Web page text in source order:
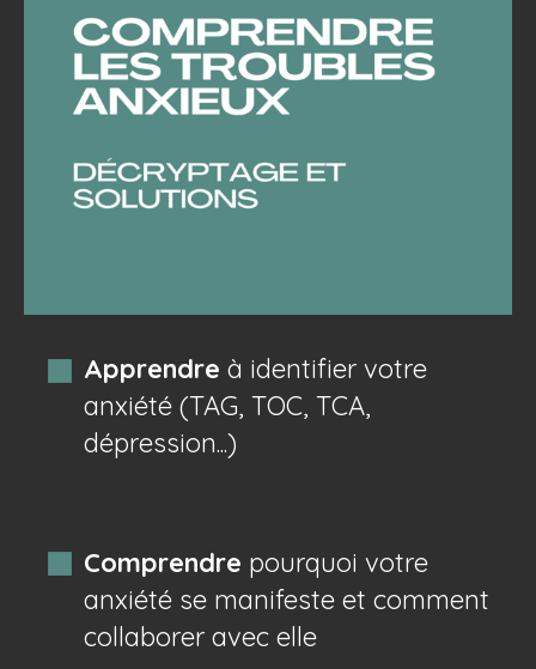
Apprendre à identifier votre
anxiété (TAG, TOC, TCA,
dépression...)
Comprendre pourquoi votre
anxiété se manifeste et comment
collaborer avec elle